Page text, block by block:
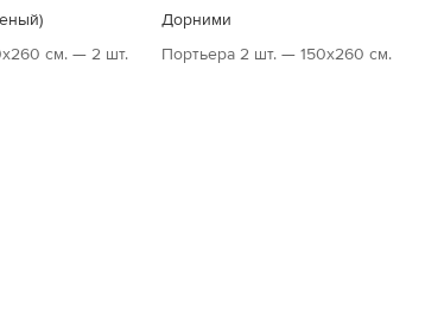
см. — 2 шт.
Дорними
Портьера 2 шт. — 150х260 см.